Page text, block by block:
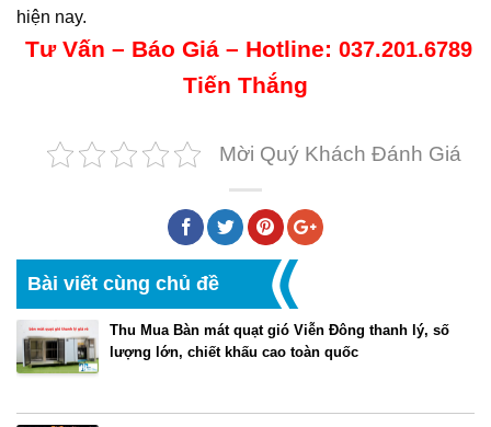
hiện nay.
Tư Vấn – Báo Giá – Hotline: 037.201.6789
Tiến Thắng
Mời Quý Khách Đánh Giá
Bài viết cùng chủ đề
Thu Mua Bàn mát quạt gió Viễn Đông thanh lý, số
lượng lớn, chiết khấu cao toàn quốc